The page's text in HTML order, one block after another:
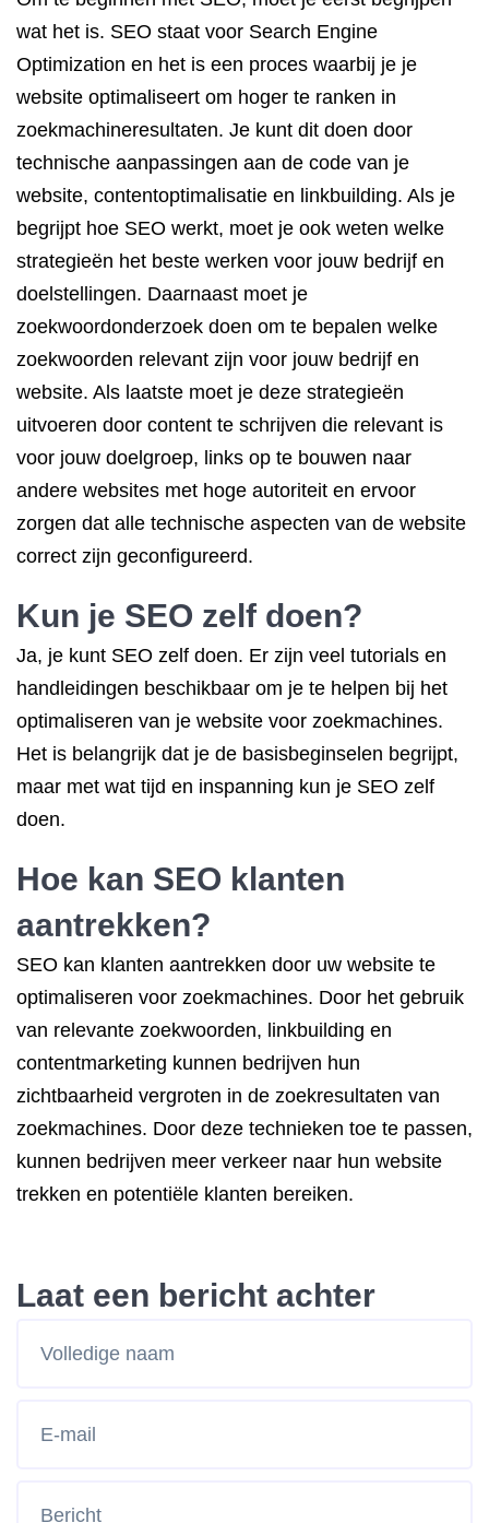
wat het is. SEO staat voor Search Engine
Optimization en het is een proces waarbij je je
website optimaliseert om hoger te ranken in
zoekmachineresultaten. Je kunt dit doen door
technische aanpassingen aan de code van je
website, contentoptimalisatie en linkbuilding. Als je
begrijpt hoe SEO werkt, moet je ook weten welke
strategieën het beste werken voor jouw bedrijf en
doelstellingen. Daarnaast moet je
zoekwoordonderzoek doen om te bepalen welke
zoekwoorden relevant zijn voor jouw bedrijf en
website. Als laatste moet je deze strategieën
uitvoeren door content te schrijven die relevant is
voor jouw doelgroep, links op te bouwen naar
andere websites met hoge autoriteit en ervoor
zorgen dat alle technische aspecten van de website
correct zijn geconfigureerd.
Kun je SEO zelf doen?
Ja, je kunt SEO zelf doen. Er zijn veel tutorials en
handleidingen beschikbaar om je te helpen bij het
optimaliseren van je website voor zoekmachines.
Het is belangrijk dat je de basisbeginselen begrijpt,
maar met wat tijd en inspanning kun je SEO zelf
doen.
Hoe kan SEO klanten
aantrekken?
SEO kan klanten aantrekken door uw website te
optimaliseren voor zoekmachines. Door het gebruik
van relevante zoekwoorden, linkbuilding en
contentmarketing kunnen bedrijven hun
zichtbaarheid vergroten in de zoekresultaten van
zoekmachines. Door deze technieken toe te passen,
kunnen bedrijven meer verkeer naar hun website
trekken en potentiële klanten bereiken.
Laat een bericht achter